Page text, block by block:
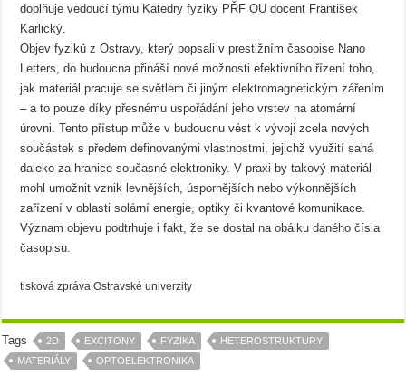
doplňuje vedoucí týmu Katedry fyziky PŘF OU docent František
Karlický.
Objev fyziků z Ostravy, který popsali v prestižním časopise Nano
Letters, do budoucna přináší nové možnosti efektivního řízení toho,
jak materiál pracuje se světlem či jiným elektromagnetickým zářením
– a to pouze díky přesnému uspořádání jeho vrstev na atomární
úrovni. Tento přístup může v budoucnu vést k vývoji zcela nových
součástek s předem definovanými vlastnostmi, jejichž využití sahá
daleko za hranice současné elektroniky. V praxi by takový materiál
mohl umožnit vznik levnějších, úspornějších nebo výkonnějších
zařízení v oblasti solární energie, optiky či kvantové komunikace.
Význam objevu podtrhuje i fakt, že se dostal na obálku daného čísla
časopisu.
tisková zpráva Ostravské univerzity
Tags 2D EXCITONY FYZIKA
HETEROSTRUKTURY
MATERIÁLY
OPTOELEKTRONIKA